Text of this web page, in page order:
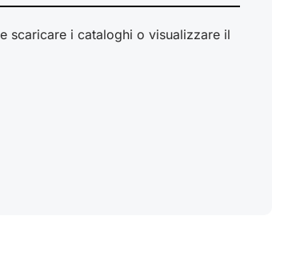
scaricare i cataloghi o visualizzare il